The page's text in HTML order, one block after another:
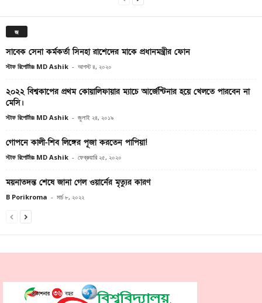
জ
সাবেক সেনা কর্মকর্তা সিনহা রাশেদের মাকে প্রধানমন্ত্রীর ফোন
স্টাফ রিপোর্টারঃ MD Ashik - আগস্ট ৪, ২০২০
২০২২ বিশ্বকাপের প্রথম কোয়ালিফায়ার ম্যাচে আর্জেন্টিনার হয়ে খেলতে পারবেন না
মেসি।
স্টাফ রিপোর্টারঃ MD Ashik - জুলাই ২৪, ২০১৯
গোপনে কালী-শিব লিঙ্গের পূজা করতেন পাপিয়া!
স্টাফ রিপোর্টারঃ MD Ashik - ফেব্রুয়ারি ২৫, ২০২০
ময়নাতদন্ত শেষে জানা গেল ওয়ার্নের মৃত্যুর কারণ
B Porikroma - মার্চ ৮, ২০২২